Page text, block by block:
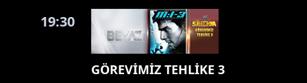
19:30
GÖREVİMİZ TEHLİKE 3